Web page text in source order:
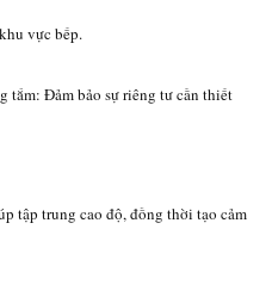
vực bếp.
tắm: Đảm bảo sự riêng tư cần thiết
tập trung cao độ, đồng thời tạo cảm